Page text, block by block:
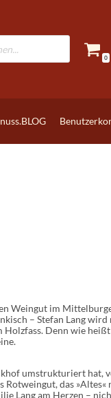
0
Weingut im
– Stefan Lang
Denn wie
umstrukturiert hat,
das »Altes«
Lang am Herzen –